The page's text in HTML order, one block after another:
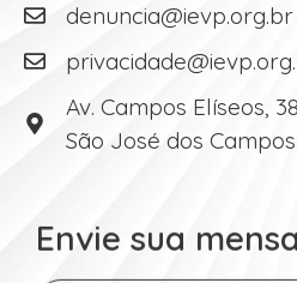
denuncia@ievp.org.br
Av. Campos Elíseos,
São José dos Campos
Envie sua